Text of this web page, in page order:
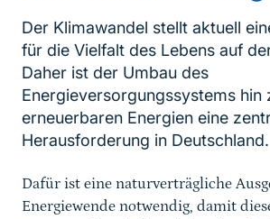
Der Klimawandel stellt aktuell
für die Vielfalt des Lebens auf
Daher ist der Umbau des
Energieversorgungssystems hin
erneuerbaren Energien eine
Herausforderung in Deutschland.
Sprungmarke
Dafür ist eine naturverträgliche
Energiewende notwendig, damit